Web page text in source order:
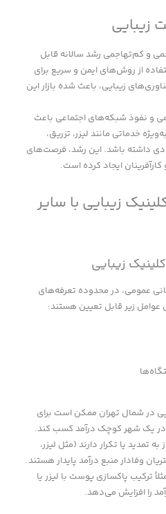
زیبایی
و کم‌تهاجمی رشد سالانه قابل
از روش‌های ایمن و سریع برای
زیبایی، باعث شده بازار این
و نفوذ شبکه‌های اجتماعی باعث
خدماتی مانند لیزر، تزریق،
داشته باشد. این رشد، فرصت‌های
ایجاد کرده است.
زیبایی با سایر
عمومی، در محدوده تعرفه‌های
عوامل زیر قابل تعیین هستند:
در شمال تهران ممکن است برای
در یک شهر کوچک درآمد کسب کند.
تمدید یا تکرار دارند (مثل لیزر،
وفادار منبع درآمد پایدار هستند.
پاکسازی پوست با لیزر یا
را افزایش می‌دهد.